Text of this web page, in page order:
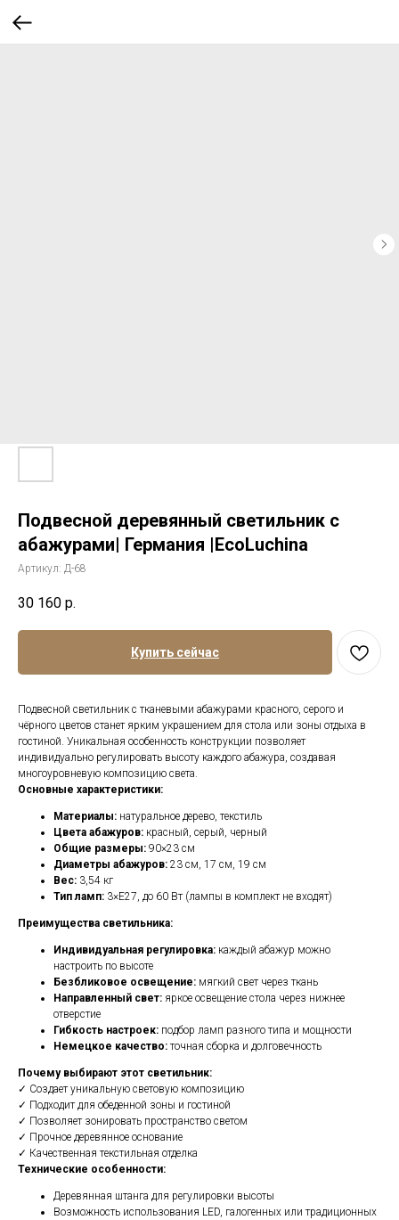
Подвесной деревянный светильник с
абажурами| Германия |EcoLuchina
Артикул: Д-68
30 160 р.
Купить сейчас
Подвесной светильник с тканевыми абажурами красного, серого и
чёрного цветов станет ярким украшением для стола или зоны отдыха в
гостиной. Уникальная особенность конструкции позволяет
индивидуально регулировать высоту каждого абажура, создавая
многоуровневую композицию света.
Основные характеристики:
Материалы: натуральное дерево, текстиль
Цвета абажуров: красный, серый, черный
Общие размеры: 90×23 см
Диаметры абажуров: 23 см, 17 см, 19 см
Вес: 3,54 кг
Тип ламп: 3×E27, до 60 Вт (лампы в комплект не входят)
Преимущества светильника:
Индивидуальная регулировка: каждый абажур можно
настроить по высоте
Безбликовое освещение: мягкий свет через ткань
Направленный свет: яркое освещение стола через нижнее
отверстие
Гибкость настроек: подбор ламп разного типа и мощности
Немецкое качество: точная сборка и долговечность
Почему выбирают этот светильник:
✓ Создает уникальную световую композицию
✓ Подходит для обеденной зоны и гостиной
✓ Позволяет зонировать пространство светом
✓ Прочное деревянное основание
✓ Качественная текстильная отделка
Технические особенности:
Деревянная штанга для регулировки высоты
Возможность использования LED, галогенных или традиционных